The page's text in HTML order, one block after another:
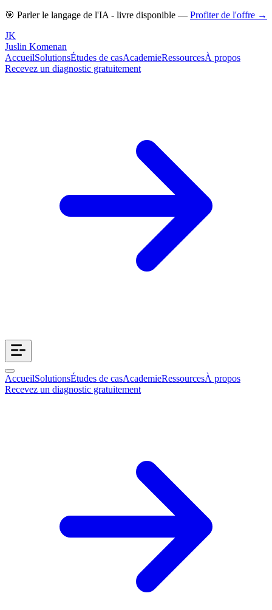
🎯 Parler le langage de l'IA - livre disponible — Profiter de l'offre →
JK
Juslin Komenan
AccueilSolutionsÉtudes de casAcademieRessourcesÀ propos
Recevez un diagnostic gratuitement
AccueilSolutionsÉtudes de casAcademieRessourcesÀ propos
Recevez un diagnostic gratuitement